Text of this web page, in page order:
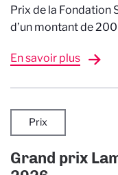
Prix de la Fondation
d’un montant de
En savoir plus
Prix
Grand prix